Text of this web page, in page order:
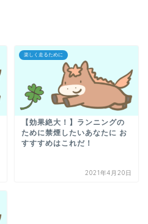
楽しく走るために
【効果絶大！】ランニングの
ために禁煙したいあなたに お
すすすめはこれだ！
2021年4月20日